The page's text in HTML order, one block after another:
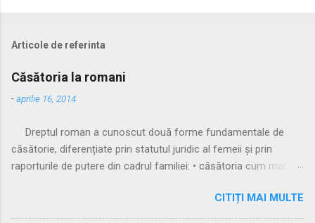
Articole de referinta
Căsătoria la romani
-aprilie 16, 2014
Dreptul roman a cunoscut două forme fundamentale de
căsătorie, diferențiate prin statutul juridic al femeii și prin
raporturile de putere din cadrul familiei: • căsătoria cum manus
și practicată a fost căsătoria cu manus, prin care femeia
trecea sub autoritatea soțului, devenind parte a familiei
CITIȚI MAI MULTE